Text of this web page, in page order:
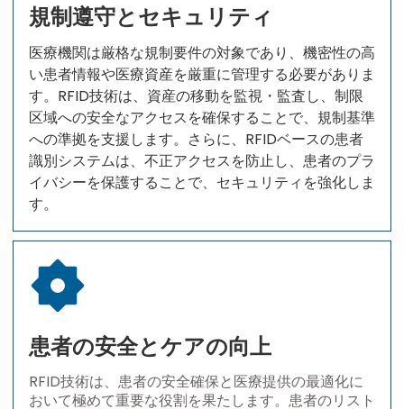
規制遵守とセキュリティ
医療機関は厳格な規制要件の対象であり、機密性の高
い患者情報や医療資産を厳重に管理する必要がありま
す。RFID技術は、資産の移動を監視・監査し、制限
区域への安全なアクセスを確保することで、規制基準
への準拠を支援します。さらに、RFIDベースの患者
識別システムは、不正アクセスを防止し、患者のプラ
イバシーを保護することで、セキュリティを強化しま
す。
患者の安全とケアの向上
RFID技術は、患者の安全確保と医療提供の最適化に
おいて極めて重要な役割を果たします。患者のリスト